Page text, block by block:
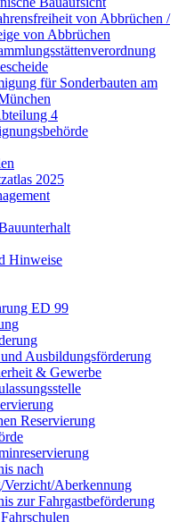
von Abbrüchen /
von Abbrüchen
für Sonderbauten am
4
2025
Hinweise
ED 99
Ausbildungsförderung
& Gewerbe
Reservierung
nach
Verzicht/Aberkennung
zur Fahrgastbeförderung